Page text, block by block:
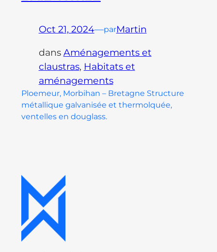
Oct 21, 2024—parMartin
dans Aménagements et
claustras, Habitats et
aménagements
Ploemeur, Morbihan – Bretagne Structure
métallique galvanisée et thermolquée,
ventelles en douglass.